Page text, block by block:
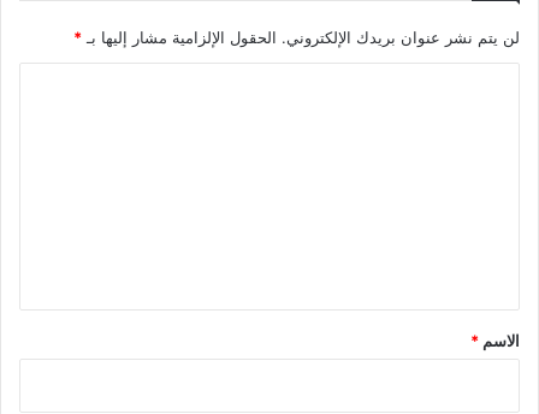
لن يتم نشر عنوان بريدك الإلكتروني. الحقول الإلزامية مشار إليها بـ*
*
الاسم *